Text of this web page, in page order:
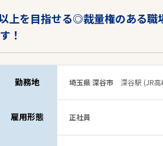
上を目指せる◎裁量権のある
！
勤務地 埼玉県 深谷市 深谷駅 (JR高
雇用形態 正社員